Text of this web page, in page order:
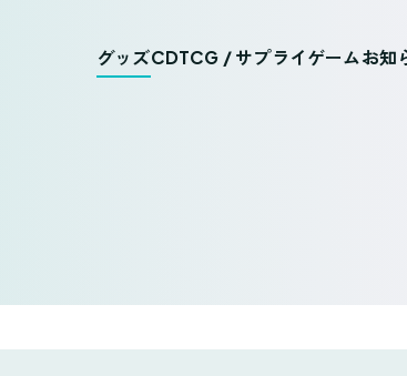
グッズCDTCG / サプライゲームお知